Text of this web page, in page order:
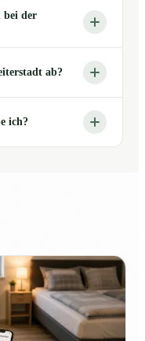
bei der
ab?
ich?